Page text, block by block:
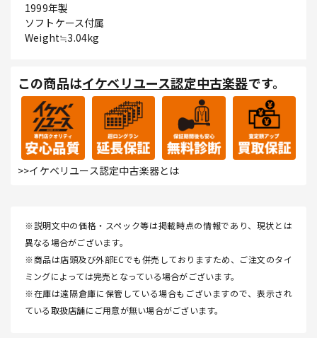
1999年製
ソフトケース付属
Weight≒3.04kg
この商品はイケベリユース認定中古楽器です。
>>イケベリユース認定中古楽器とは
※説明文中の価格・スペック等は掲載時点の情報であり、現状とは
異なる場合がございます。
※商品は店頭及び外部ECでも併売しておりますため、ご注文のタイ
ミングによっては完売となっている場合がございます。
※在庫は遠隔倉庫に保管している場合もございますので、表示され
ている取扱店舗にご用意が無い場合がございます。